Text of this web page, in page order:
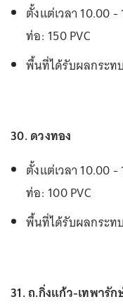
ตั้งแต่เวลา 10.00
ท่อ: 150 PVC
พื้นที่ได้รับผลกระท
30. ดวงทอง
ตั้งแต่เวลา 10.00
ท่อ: 100 PVC
พื้นที่ได้รับผลกระท
31. ถ.กิ่งแก้ว-เทพารัก